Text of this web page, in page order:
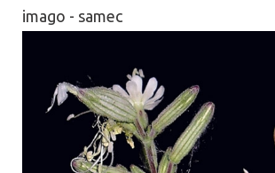
imago - samec